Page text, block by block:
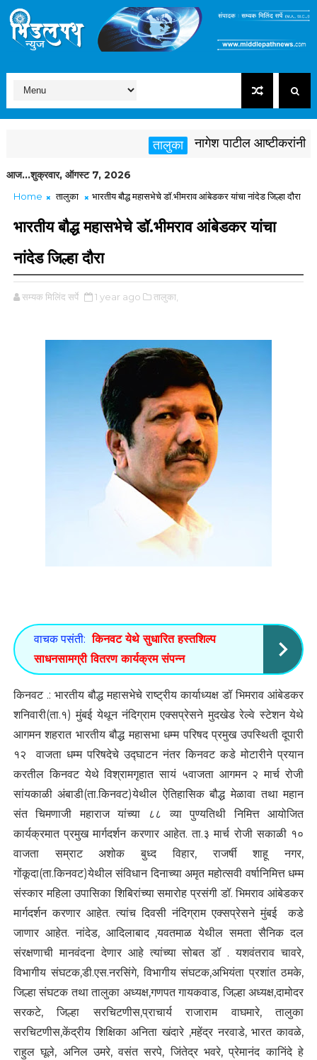
तालुका नागेश पाटील आष्टीकरांनी
आज...शुक्रवार, ऑगस्ट 7, 2026
Home तालुका भारतीय बौद्ध महासभेचे डॉ.भीमराव आंबेडकर यांचा नांदेड जिल्हा दौरा
भारतीय बौद्ध महासभेचे डॉ.भीमराव आंबेडकर यांचा
नांदेड जिल्हा दौरा
सम्यक मिलिंद सर्पे 1 year ago तालुका,
वाचक पसंती: किनवट येथे सुधारित हस्तशिल्प
साधनसामग्री वितरण कार्यक्रम संपन्न
किनवट .: भारतीय बौद्ध महासभेचे राष्ट्रीय कार्याध्यक्ष डॉ भिमराव आंबेडकर
शनिवारी(ता.१) मुंबई येथून नंदिग्राम एक्सप्रेसने मुदखेड रेल्वे स्टेशन येथे
आगमन शहरात भारतीय बौद्ध महासभा धम्म परिषद प्रमुख उपस्थिती दूपारी
१२ वाजता धम्म परिषदेचे उद्घाटन नंतर किनवट कडे मोटारीने प्रयान
करतील किनवट येथे विश्रामगृहात सायं ५वाजता आगमन २ मार्च रोजी
सांयकाळी अंबाडी(ता.किनवट)येथील ऐतिहासिक बौद्ध मेळावा तथा महान
संत चिमणाजी महाराज यांच्या ८८ व्या पुण्यतिथी निमित्त आयोजित
कार्यक्रमात प्रमुख मार्गदर्शन करणार आहेत. ता.३ मार्च रोजी सकाळी १०
वाजता सम्राट अशोक बुध्द विहार, राजर्षी शाहू नगर,
गोंकूदा(ता.किनवट)येथील संविधान दिनाच्या अमृत महोत्सवी वर्षानिमित्त धम्म
संस्कार महिला उपासिका शिबिरांच्या समारोह प्रसंगी डॉ. भिमराव आंबेडकर
मार्गदर्शन करणार आहेत. त्यांच दिवसी नंदिग्राम एक्सप्रेसने मुंबई कडे
जाणार आहेत. नांदेड, आदिलाबाद ,यवतमाळ येथील समता सैनिक दल
संरक्षणाची मानवंदना देणार आहे त्यांच्या सोबत डॉ . यशवंतराव चावरे,
विभागीय संघटक,डी.एस.नरसिंगे, विभागीय संघटक,अभियंता प्रशांत ठमके,
जिल्हा संघटक तथा तालुका अध्यक्ष,गणपत गायकवाड, जिल्हा अध्यक्ष,दामोदर
सरकटे, जिल्हा सरचिटणीस,प्राचार्य राजाराम वाघमारे, तालुका
सरचिटणीस,केंद्रीय शिक्षिका अनिता खंदारे ,महेंद्र नरवाडे, भारत कावळे,
राहुल घूले, अनिल उमरे, वसंत सरपे, जिंतेद्र भवरे, प्रेमानंद कानिंदे हे